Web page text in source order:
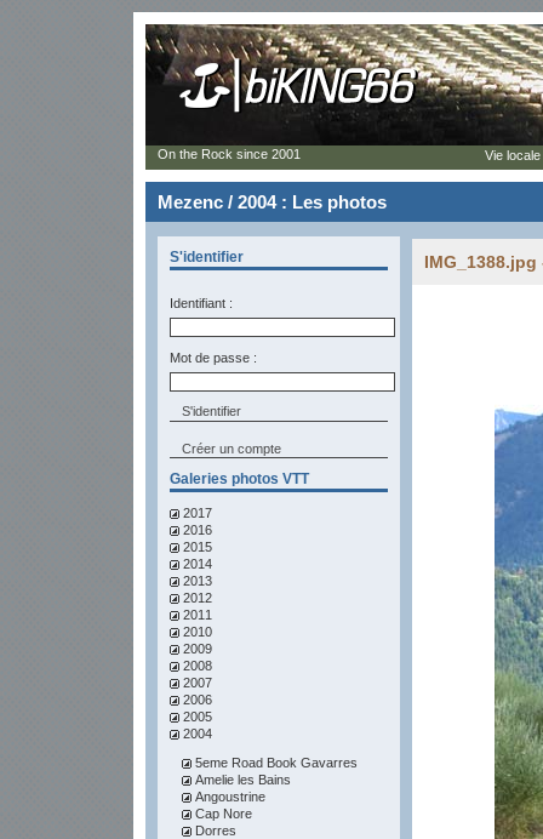
Mezenc / 2004 : Les photos
S'identifier
Identifiant :
Mot de passe :
Créer un compte
Galeries photos VTT
2017
2016
2015
2014
2013
2012
2011
2010
2009
2008
2007
2006
2005
2004
5eme Road Book Gavarres
Amelie les Bains
Angoustrine
Cap Nore
Dorres
IMG_1388.jpg
On the Rock since 2001 Vie